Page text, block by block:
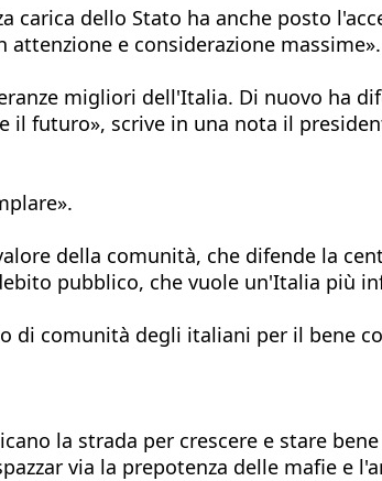
carica dello Stato ha anche posto
e considerazione massime».
migliori dell'Italia. Di nuovo ha
futuro», scrive in una nota il
della comunità, che difende la
pubblico, che vuole un'Italia più
di comunità degli italiani per il bene
la strada per crescere e stare
via la prepotenza delle mafie e